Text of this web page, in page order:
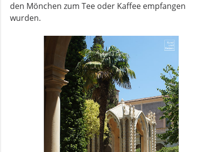
den Mönchen zum Tee oder Kaffee empfangen
wurden.